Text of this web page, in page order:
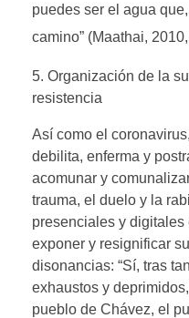
puedes ser el agua
camino” (Maathai,
5. Organización de la
resistencia
Así como el
debilita, enferma y
acomunar y
trauma, el duelo y la
presenciales y
exponer y resignificar
disonancias: “Sí, tras
exhaustos y
pueblo de Chávez, el